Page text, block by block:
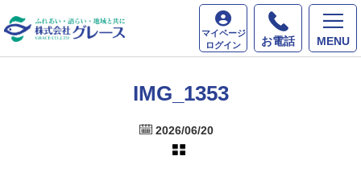
MENU
お電話
マイページ
ログイン
ホーム 最新情報 IMG_1353
IMG_1353
2026/06/20